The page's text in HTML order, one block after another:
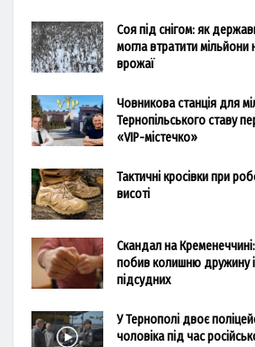
Соя під снігом: як
могла втратити мільйони
врожаї
Човникова станція для
Тернопільського ставу
«VIP-містечко»
Тактичні кросівки при
висоті
Скандал на
побив колишню дружину
підсудних
У Тернополі двоє
чоловіка під час